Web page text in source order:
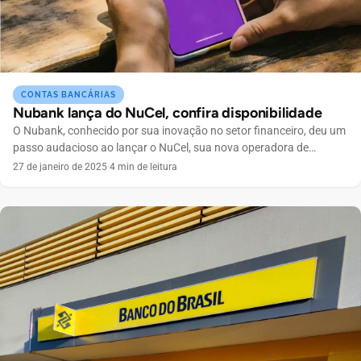
CONTAS BANCÁRIAS
Nubank lança do NuCel, confira disponibilidade
O Nubank, conhecido por sua inovação no setor financeiro, deu um
passo audacioso ao lançar o NuCel, sua nova operadora de
telefonia móvel. A partir de 20 de janeiro de 2025, os clientes
iniciativa visa simplificar a […]
27 de janeiro de 2025·4 min de leitura